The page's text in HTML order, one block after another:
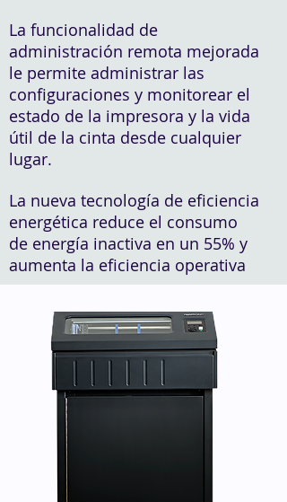
La funcionalidad de
administración remota mejorada
le permite administrar las
configuraciones y monitorear el
estado de la impresora y la vida
útil de la cinta desde cualquier
lugar.
La nueva tecnología de eficiencia
energética reduce el consumo
de energía inactiva en un 55% y
aumenta la eficiencia operativa